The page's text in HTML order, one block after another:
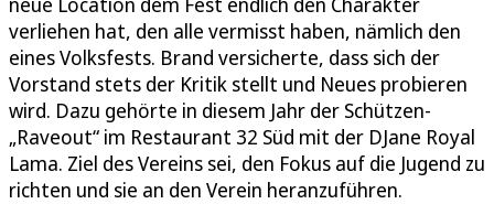
verliehen hat, den alle vermisst haben, nämlich den
eines Volksfests. Brand versicherte, dass sich der
Vorstand stets der Kritik stellt und Neues probieren
wird. Dazu gehörte in diesem Jahr der Schützen-
„Raveout“ im Restaurant 32 Süd mit der DJane Royal
Lama. Ziel des Vereins sei, den Fokus auf die Jugend zu
richten und sie an den Verein heranzuführen.